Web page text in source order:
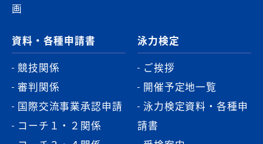
画
資料・各種申請書
競技関係
審判関係
国際交流事業承認申請
コーチ１・２関係
泳力検定
ご挨拶
開催予定地一覧
泳力検定資料・各種申
請書